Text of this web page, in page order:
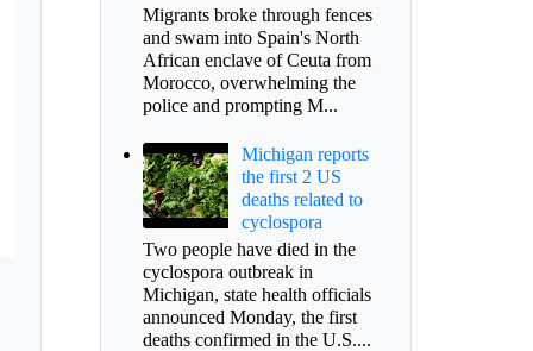
Migrants broke through fences
and swam into Spain's North
African enclave of Ceuta from
Morocco, overwhelming the
police and prompting M...
Michigan reports
the first 2 US
deaths related to
cyclospora
Two people have died in the
cyclospora outbreak in
Michigan, state health officials
announced Monday, the first
deaths confirmed in the U.S....